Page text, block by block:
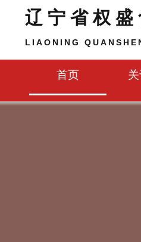
辽宁省权
LIAONING
首页